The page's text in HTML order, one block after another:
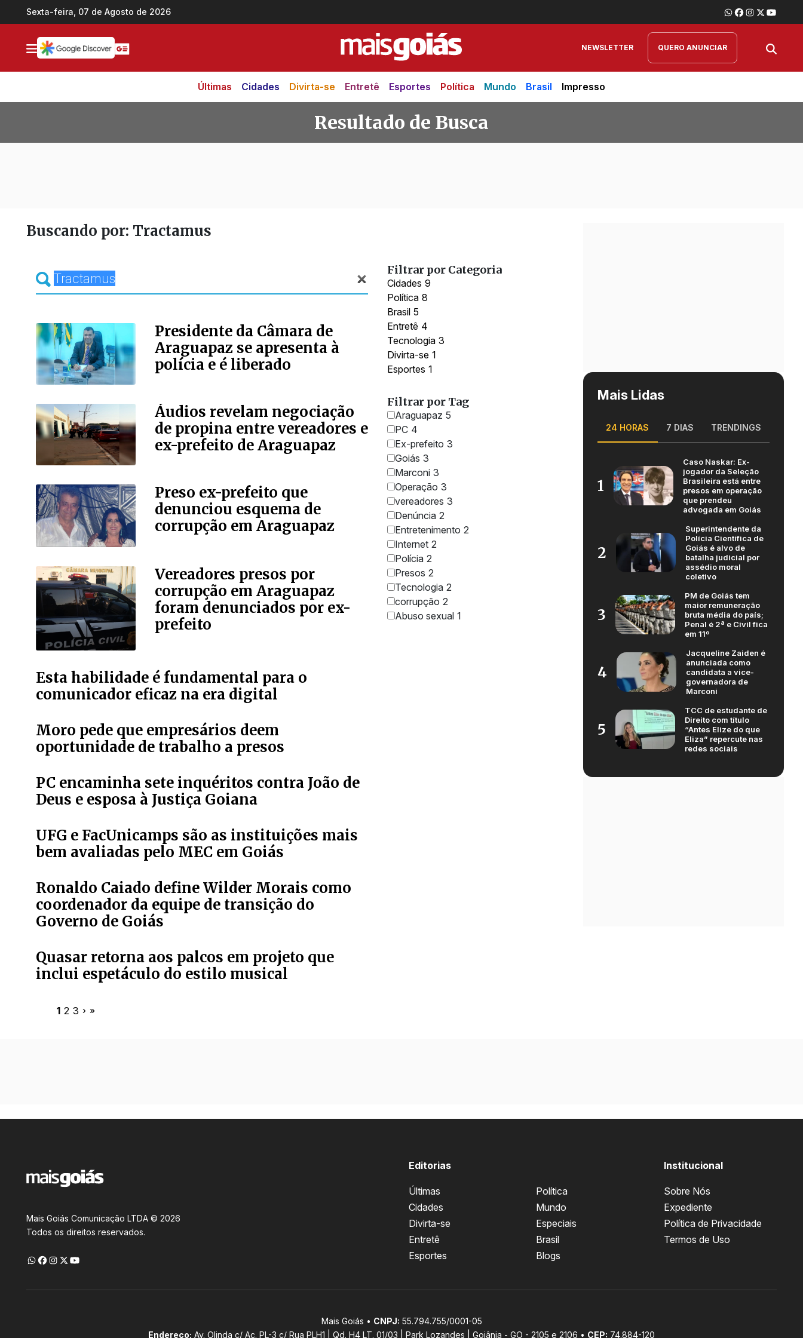
Ir direto pro conteúdo
Sexta-feira, 07 de Agosto de 2026
NEWSLETTER QUERO ANUNCIAR
Últimas Cidades Divirta-se Entretê Esportes Política Mundo Brasil Impresso
Resultado de Busca
Buscando por: Tractamus
Presidente da Câmara de
Araguapaz se apresenta à
polícia e é liberado
Áudios revelam negociação
de propina entre vereadores e
ex-prefeito de Araguapaz
Preso ex-prefeito que
denunciou esquema de
corrupção em Araguapaz
Vereadores presos por
corrupção em Araguapaz
foram denunciados por ex-
prefeito
Esta habilidade é fundamental para o
comunicador eficaz na era digital
Moro pede que empresários deem
oportunidade de trabalho a presos
PC encaminha sete inquéritos contra João de
Deus e esposa à Justiça Goiana
UFG e FacUnicamps são as instituições mais
bem avaliadas pelo MEC em Goiás
Ronaldo Caiado define Wilder Morais como
coordenador da equipe de transição do
Governo de Goiás
Quasar retorna aos palcos em projeto que
inclui espetáculo do estilo musical
1 2 3 › »
Filtrar por Categoria
Cidades 9
Política 8
Brasil 5
Entretê 4
Tecnologia 3
Divirta-se 1
Esportes 1
Filtrar por Tag
Araguapaz 5
PC 4
Ex-prefeito 3
Goiás 3
Marconi 3
Operação 3
vereadores 3
Denúncia 2
Entretenimento 2
Internet 2
Polícia 2
Presos 2
Tecnologia 2
corrupção 2
Abuso sexual 1
Mais Lidas
24 HORAS 7 DIAS TRENDINGS
1
Caso Naskar: Ex-
jogador da Seleção
Brasileira está entre
presos em operação
que prendeu
advogada em Goiás
2
Superintendente da
Polícia Científica de
Goiás é alvo de
batalha judicial por
assédio moral
coletivo
3
PM de Goiás tem
maior remuneração
bruta média do país;
Penal é 2ª e Civil fica
em 11º
4
Jacqueline Zaiden é
anunciada como
candidata a vice-
governadora de
Marconi
5
TCC de estudante de
Direito com título
“Antes Elize do que
Eliza” repercute nas
redes sociais
Mais Goiás Comunicação LTDA © 2026
Todos os direitos reservados.
Editorias
Últimas
Cidades
Divirta-se
Entretê
Esportes
Política
Mundo
Especiais
Brasil
Blogs
Institucional
Sobre Nós
Expediente
Política de Privacidade
Termos de Uso
Mais Goiás • CNPJ: 55.794.755/0001-05
Endereço: Av. Olinda c/ Ac. PL-3 c/ Rua PLH1 | Qd. H4 LT. 01/03 | Park Lozandes | Goiânia - GO - 2105 e 2106 • CEP: 74.884-120